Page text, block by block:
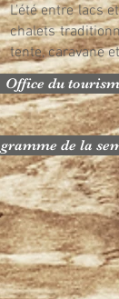
L’été entre lacs
chalets
tente, caravane
Office du
de la